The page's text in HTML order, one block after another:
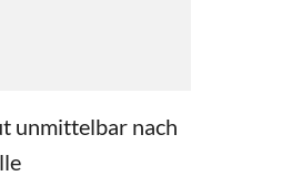
unmittelbar nach